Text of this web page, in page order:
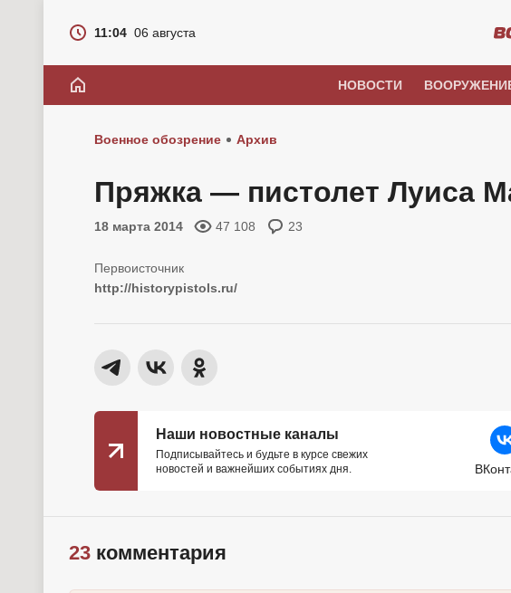
11:04 06 августа
НОВОСТИ
Военное обозрение Архив
Пряжка — пистолет Луиса
18 марта 2014 47 108 23
http://historypistols.ru/
Наши новостные каналы
Подписывайтесь и будьте в курсе свежих
новостей и важнейших событиях дня.
23 комментария